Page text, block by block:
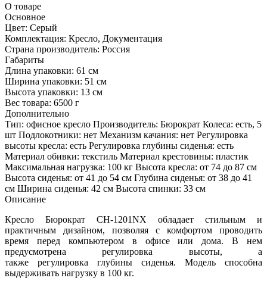
О товаре
Основное
Цвет: Серый
Комплектация: Кресло, Документация
Страна производитель: Россия
Габариты
Длина упаковки: 61 см
Ширина упаковки: 51 см
Высота упаковки: 13 см
Вес товара: 6500 г
Дополнительно
Тип: офисное кресло Производитель: Бюрократ Колеса: есть, 5
шт Подлокотники: нет Механизм качания: нет Регулировка
высоты кресла: есть Регулировка глубины сиденья: есть
Материал обивки: текстиль Материал крестовины: пластик
Максимальная нагрузка: 100 кг Высота кресла: от 74 до 87 см
Высота сиденья: от 41 до 54 см Глубина сиденья: от 38 до 41
см Ширина сиденья: 42 см Высота спинки: 33 см
Описание
Кресло Бюрократ CH-1201NX обладает стильным и
практичным дизайном, позволяя с комфортом проводить
время перед компьютером в офисе или дома. В нем
предусмотрена регулировка высоты, а
также регулировка глубины сиденья. Модель способна
выдерживать нагрузку в 100 кг.